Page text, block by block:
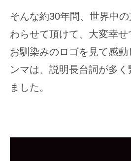
そんな約30年間、世界中
わらせて頂けて、大変幸
お馴染みのロゴを見て感
ンマは、説明長台詞が多
ました。